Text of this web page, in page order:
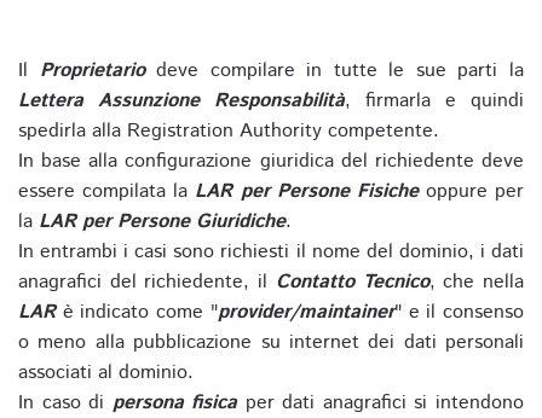
Il Proprietariodeve compilare in tutte le sue parti la
Lettera Assunzione Responsabilità, firmarla e quindi
spedirla alla Registration Authority competente.
In base alla configurazione giuridica del richiedente deve
essere compilata la LAR per Persone Fisicheoppure per
la LAR per Persone Giuridiche.
In entrambi i casi sono richiesti il nome del dominio, i dati
anagrafici del richiedente, il Contatto Tecnico, che nella
LARè indicato come "provider/maintainer" e il consenso
o meno alla pubblicazione su internet dei dati personali
associati al dominio.
In caso di persona fisicaper dati anagrafici si intendono